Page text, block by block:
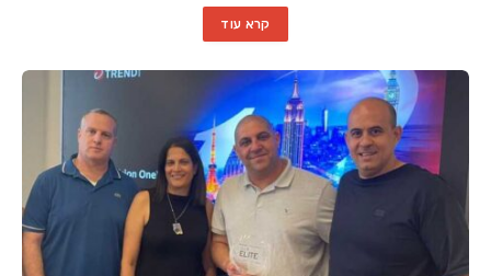
קרא עוד